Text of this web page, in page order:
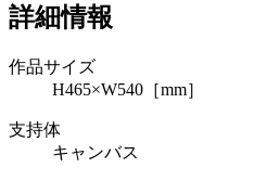
詳細情報
作品サイズ
H465×W540［mm］
支持体
キャンバス